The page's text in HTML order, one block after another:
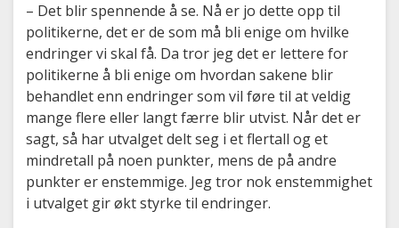
– Det blir spennende å se. Nå er jo dette opp til
politikerne, det er de som må bli enige om hvilke
endringer vi skal få. Da tror jeg det er lettere for
politikerne å bli enige om hvordan sakene blir
behandlet enn endringer som vil føre til at veldig
mange flere eller langt færre blir utvist. Når det er
sagt, så har utvalget delt seg i et flertall og et
mindretall på noen punkter, mens de på andre
punkter er enstemmige. Jeg tror nok enstemmighet
i utvalget gir økt styrke til endringer.